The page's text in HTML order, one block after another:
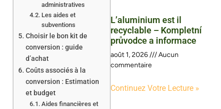
administratives
Les aides et
subventions
Choisir le bon kit de
conversion : guide
d’achat
Coûts associés à la
conversion : Estimation
et budget
Aides financières et
L’aluminium est il
recyclable – Kompletní
průvodce a informace
août 1, 2026
Aucun
commentaire
Continuez Votre Lecture »